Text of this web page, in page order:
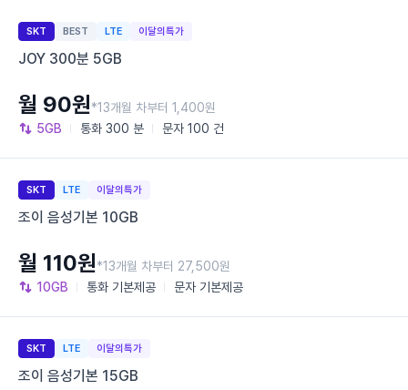
SKT BEST LTE 이달의특가
JOY 300분 5GB
5GB 통화 300 분 문자 100 건
월 90원*13개월 차부터 1,400원
SKT LTE 이달의특가
조이 음성기본 10GB
10GB 통화 기본제공 문자 기본제공
월 110원*13개월 차부터 27,500원
SKT LTE 이달의특가
조이 음성기본 15GB